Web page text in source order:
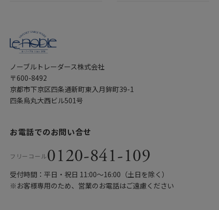
ノーブルトレーダース株式会社
〒600-8492
京都市下京区四条通新町東入月鉾町39-1
四条烏丸大西ビル501号
お電話でのお問い合せ
フリーコール0120-841-109
受付時間：平日・祝日 11:00〜16:00（土日を除く）
※お客様専用のため、営業のお電話はご遠慮ください